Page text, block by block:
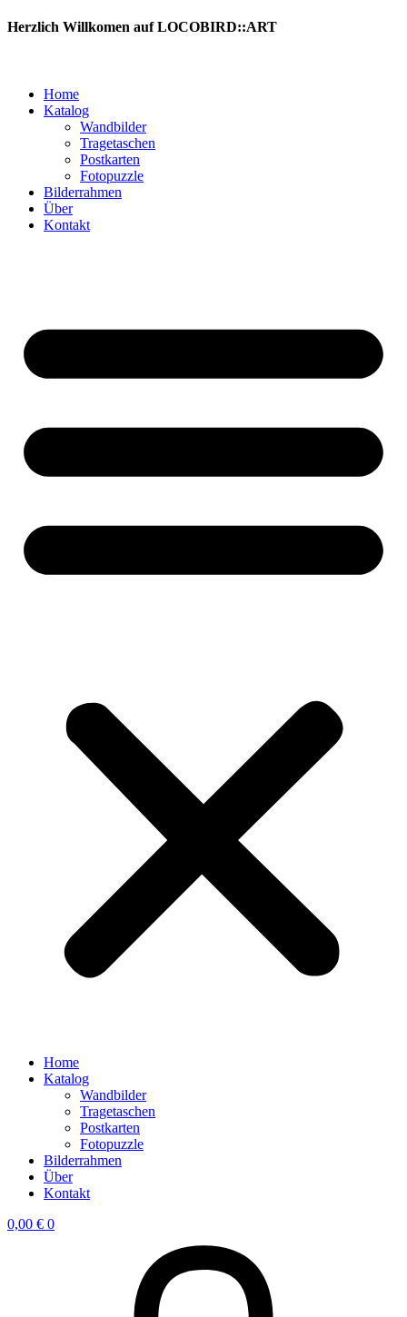
Zum
Herzlich Willkomen auf LOCOBIRD::ART
Home
Katalog
Wandbilder
Tragetaschen
Postkarten
Fotopuzzle
Bilderrahmen
Über
Kontakt
Home
Katalog
Wandbilder
Tragetaschen
Postkarten
Fotopuzzle
Bilderrahmen
Über
Kontakt
0,00 € 0